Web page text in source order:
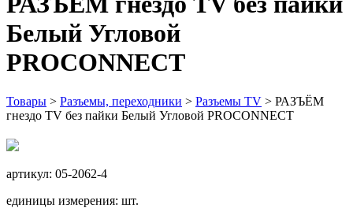
Белый Угловой
PROCONNECT
Товары > Разъемы, переходники > Разъемы TV > РАЗЪЁМ
гнездо TV без пайки Белый Угловой PROCONNECT
артикул: 05-2062-4
единицы измерения: шт.